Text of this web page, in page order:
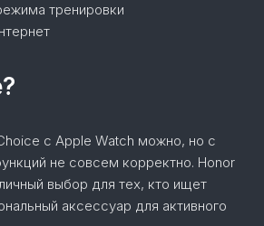
тренировки
с Apple Watch можно, но с
не совсем корректно. Honor
выбор для тех, кто ищет
аксессуар для активного